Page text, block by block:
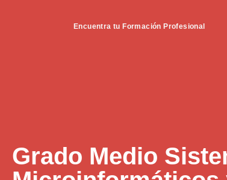
Encuentra tu Formación Profesional
Grado Medio